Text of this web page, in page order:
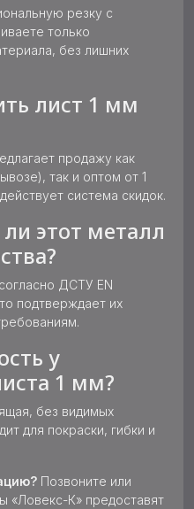
резку с
только
без лишних
лист 1 мм
продажу как
так и оптом от 1
система скидок.
ли этот металл
ДСТУ EN
подтверждает их
у
1 мм?
без видимых
для покраски, гибки и
Позвоните или
«Ловекс-К» предоставят